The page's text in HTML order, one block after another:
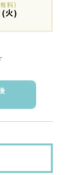
料）
(火)